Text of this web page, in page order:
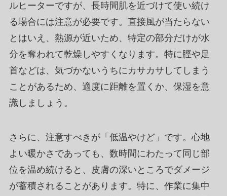
ルヒーターですが、長時間肌を近づけて使い続け
る場合には注意が必要です。直接風が当たらない
とはいえ、熱源が近いため、特定の部分だけが水
分を奪われて乾燥しやすくなります。特に脛や足
首などは、気づかないうちにカサカサしてしまう
ことがあるため、適度に距離を置くか、保湿を意
識しましょう。
さらに、注意すべきが「低温やけど」です。心地
よい暖かさであっても、数時間にわたって同じ部
位を温め続けると、皮膚の深いところでダメージ
が蓄積されることがあります。特に、作業に集中